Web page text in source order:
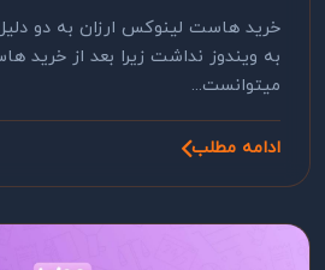
خرید هاست لینوکس ارزان به دو
به ویندوز نداشت زیرا بعد از خرید
میتوانست...
ادامه مطلب